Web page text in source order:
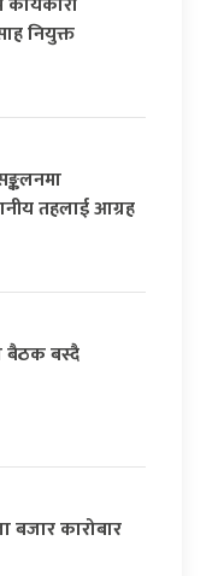
नियुक्त
तहलाई आग्रह
बैठक बस्दै
बजार कारोबार